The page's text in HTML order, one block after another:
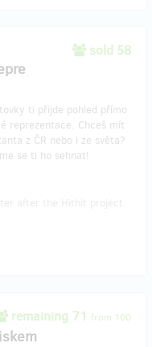
sold 58
ti přijde pohled přímo
reprezentace. Chceš mít
z ČR nebo i ze světa?
se ti ho sehnat!
remaining 71 from 100